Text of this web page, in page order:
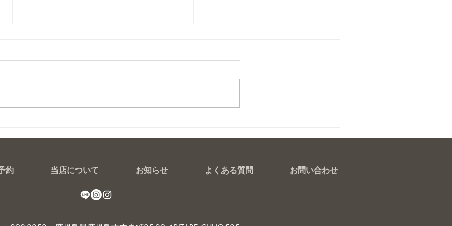
約 当店について お知らせ よくある質問 お問い合わせ